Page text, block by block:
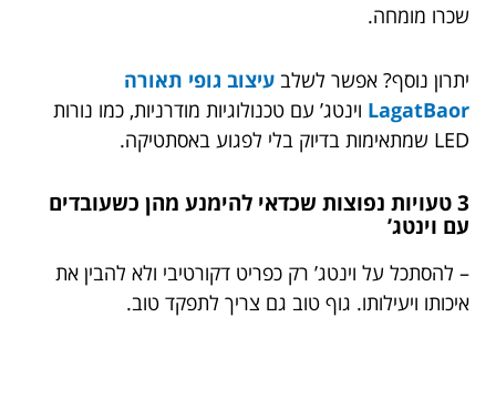
שכרו מומחה.
יתרון נוסף? אפשר לשלב עיצוב גופי תאורה
LagatBaor וינטג’ עם טכנולוגיות מודרניות, כמו נורות
LED שמתאימות בדיוק בלי לפגוע באסתטיקה.
3 טעויות נפוצות שכדאי להימנע מהן כשעובדים
עם וינטג’
– להסתכל על וינטג’ רק כפריט דקורטיבי ולא להבין את
איכותו ויעילותו. גוף טוב גם צריך לתפקד טוב.